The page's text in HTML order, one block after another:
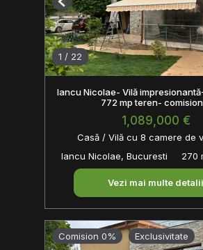
1 / 22
Previous
Iancu Nicolae- Vilă
772 mp teren-
1,089,000 €
Casă / Vilă cu 8 camere de
Iancu Nicolae, Bucuresti
270
Vezi mai multe detalii
Comision 0% Exclusivitate